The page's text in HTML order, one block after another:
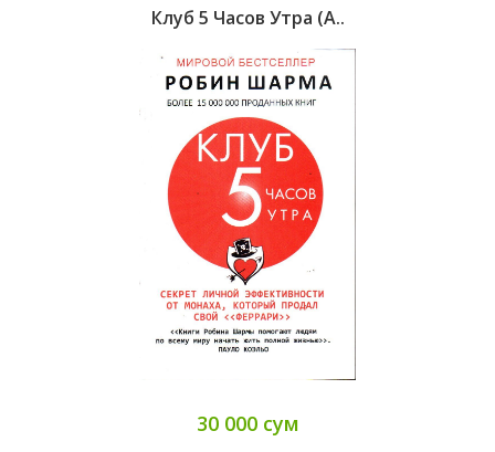
Клуб 5 Часов Утра (А..
30 000 сум